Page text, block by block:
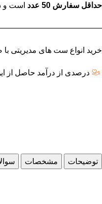
حداقل سفارش 50 عدد است و در صورت
خرید انواع ست های مدیریتی با
درصدی از درآمد حاصل از
توضیحات مشخصات